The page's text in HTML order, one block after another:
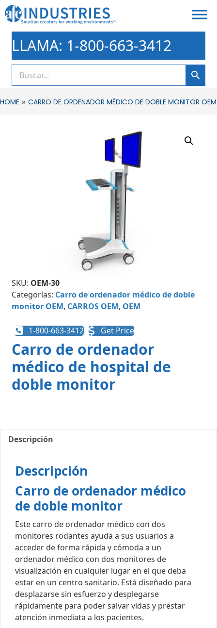
LLAMA: 1-800-663-3412
HOME » CARRO DE ORDENADOR MÉDICO DE DOBLE MONITOR OEM
SKU: OEM-30
Categorías: Carro de ordenador médico de doble
monitor OEM, CARROS OEM, OEM
1-800-663-3412 Get Price
Carro de ordenador
médico de hospital de
doble monitor
Descripción
Descripción
Carro de ordenador médico
de doble monitor
Este carro de ordenador médico con dos
monitores rodantes ayuda a sus usuarios a
acceder de forma rápida y cómoda a un
ordenador médico con dos monitores de
visualización en cualquier lugar en el que deba
estar en un centro sanitario. Está diseñado para
desplazarse sin esfuerzo y desplegarse
rápidamente para poder salvar vidas y prestar
atención inmediata a los pacientes.